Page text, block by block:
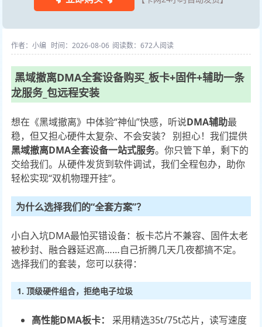
作者：小编 时间：2026-08-06 阅读数：672人阅读
黑域撤离DMA全套设备购买_板卡+固件+辅助一条
龙服务_包远程安装
想在《黑域撤离》中体验“神仙”快感，听说DMA辅助最
稳，但又担心硬件太复杂、不会安装？ 别担心！我们提供
黑域撤离DMA全套设备一站式服务。你只管下单，剩下的
交给我们。从硬件发货到软件调试，我们全程包办，助你
轻松实现“双机物理开挂”。
为什么选择我们的“全套方案”？
小白入坑DMA最怕买错设备：板卡芯片不兼容、固件太老
被秒封、融合器延迟高……自己折腾几天几夜都搞不定。
选择我们的套装，您可以获得：
1. 顶级硬件组合，拒绝电子垃圾
高性能DMA板卡：
采用精选35t/75t芯片，读写速度